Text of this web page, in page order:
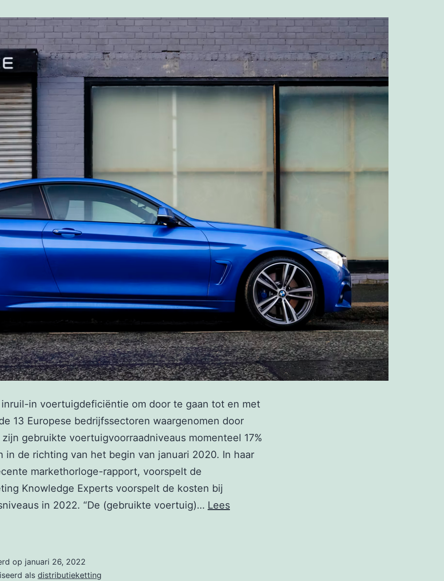
inruil-in voertuigdeficiëntie om door te gaan tot en met
13 Europese bedrijfssectoren waargenomen door
gebruikte voertuigvoorraadniveaus momenteel 17%
in de richting van het begin van januari 2020. In haar
markethorloge-rapport, voorspelt de
Knowledge Experts voorspelt de kosten bij
in 2022. “De (gebruikte voertuig)… Lees
op januari 26, 2022
als distributieketting